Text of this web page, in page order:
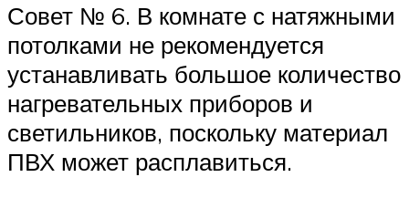
Совет № 6. В комнате с натяжными
потолками не рекомендуется
устанавливать большое количество
нагревательных приборов и
светильников, поскольку материал
ПВХ может расплавиться.